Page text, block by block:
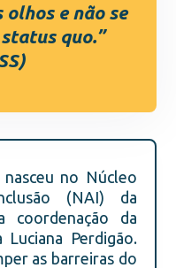
e não se
quo.”
nasceu no Núcleo
(NAI) da
coordenação da
Perdigão.
as barreiras do